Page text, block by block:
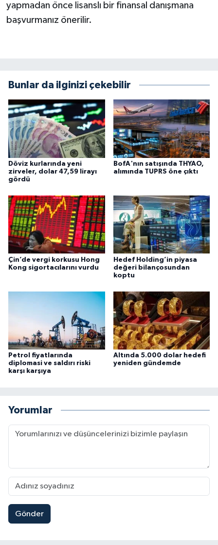
yapmadan önce lisanslı bir finansal danışmana
başvurmanız önerilir.
Bunlar da ilginizi çekebilir
Döviz kurlarında yeni
zirveler, dolar 47,59 lirayı
gördü
BofA'nın satışında THYAO,
alımında TUPRS öne çıktı
Çin’de vergi korkusu Hong
Kong sigortacılarını vurdu
Hedef Holding’in piyasa
değeri bilançosundan
koptu
Petrol fiyatlarında
diplomasi ve saldırı riski
karşı karşıya
Altında 5.000 dolar hedefi
yeniden gündemde
Yorumlar
Gönder